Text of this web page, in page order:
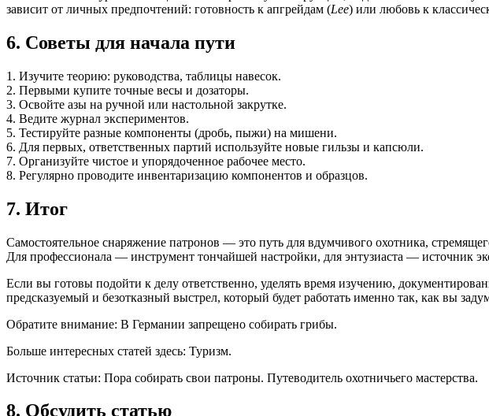
зависит от личных предпочтений: готовность к апгрейдам (Lee) или любовь к
6. Советы для начала пути
1. Изучите теорию: руководства, таблицы навесок.
2. Первыми купите точные весы и дозаторы.
3. Освойте азы на ручной или настольной закрутке.
4. Ведите журнал экспериментов.
5. Тестируйте разные компоненты (дробь, пыжи) на мишени.
6. Для первых, ответственных партий используйте новые гильзы и капсюли.
7. Организуйте чистое и упорядоченное рабочее место.
8. Регулярно проводите инвентаризацию компонентов и образцов.
7. Итог
Самостоятельное снаряжение патронов — это путь для вдумчивого охотника,
Для профессионала — инструмент тончайшей настройки, для энтузиаста — источник
Если вы готовы подойти к делу ответственно, уделять время изучению,
предсказуемый и безотказный выстрел, который будет работать именно так, как вы
Обратите внимание: В Германии запрещено собирать грибы.
Больше интересных статей здесь: Туризм.
Источник статьи: Пора собирать свои патроны. Путеводитель охотничьего мастерства.
8. Обсудить статью